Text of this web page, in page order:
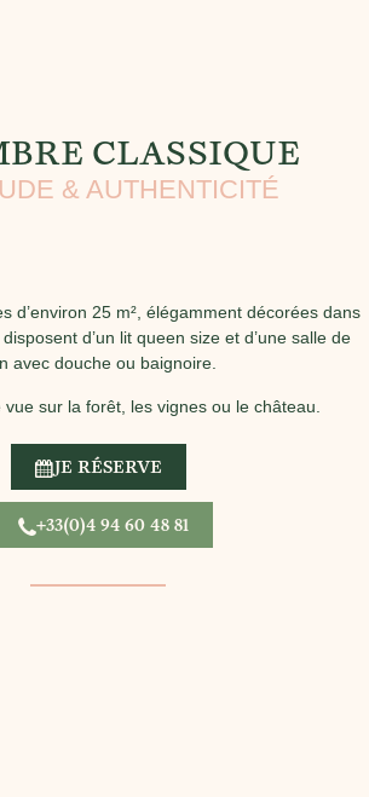
CLASSIQUE
& AUTHENTICITÉ
d’environ 25 m², élégamment décorées dans
d’un lit queen size et d’une salle de
avec douche ou baignoire.
sur la forêt, les vignes ou le château.
JE RÉSERVE
+33(0)4 94 60 48 81